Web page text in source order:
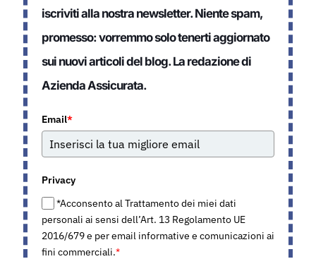
iscriviti alla nostra newsletter. Niente spam,
promesso: vorremmo solo tenerti aggiornato
sui nuovi articoli del blog. La redazione di
Azienda Assicurata.
Email*
Privacy
*Acconsento al Trattamento dei miei dati
personali ai sensi dell’Art. 13 Regolamento UE
2016/679 e per email informative e comunicazioni ai
fini commerciali.*